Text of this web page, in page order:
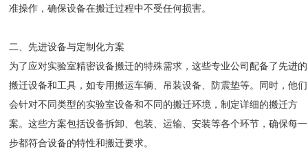
准操作，确保设备在搬迁过程中不受任何损害。
二、先进设备与定制化方案
为了应对实验室精密设备搬迁的特殊需求，这些专业公司配备了先进的
搬迁设备和工具，如专用搬运车辆、吊装设备、防震垫等。同时，他们
会针对不同类型的实验室设备和不同的搬迁环境，制定详细的搬迁方
案。这些方案包括设备拆卸、包装、运输、安装等各个环节，确保每一
步都符合设备的特性和搬迁要求。